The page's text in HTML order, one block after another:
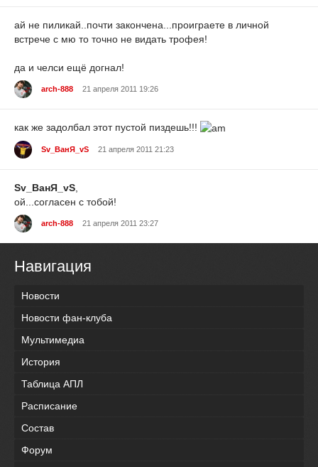
ай не пиликай..почти закончена...проиграете в личной
встрече с мю то точно не видать трофея!
да и челси ещё догнал!
arch-888 21 апреля 2011 19:26
как же задолбал этот пустой пиздeшь!!!
Sv_ВанЯ_vS 21 апреля 2011 21:23
Sv_ВанЯ_vS
ой...согласен с тобой!
arch-888 21 апреля 2011 23:27
Навигация
Новости
Новости фан-клуба
Мультимедиа
История
Таблица АПЛ
Расписание
Состав
Форум